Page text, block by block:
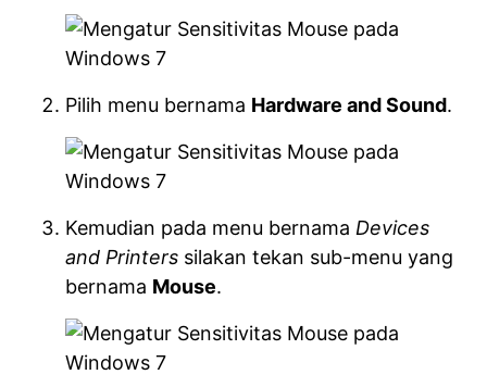
Pilih menu bernama Hardware and Sound.
Kemudian pada menu bernama Devices
and Printers silakan tekan sub-menu yang
bernama Mouse.